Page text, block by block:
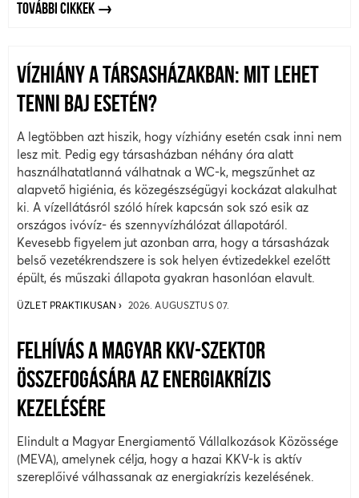
TOVÁBBI CIKKEK
VÍZHIÁNY A TÁRSASHÁZAKBAN: MIT LEHET
TENNI BAJ ESETÉN?
A legtöbben azt hiszik, hogy vízhiány esetén csak inni nem
lesz mit. Pedig egy társasházban néhány óra alatt
használhatatlanná válhatnak a WC-k, megszűnhet az
alapvető higiénia, és közegészségügyi kockázat alakulhat
ki. A vízellátásról szóló hírek kapcsán sok szó esik az
országos ivóvíz- és szennyvízhálózat állapotáról.
Kevesebb figyelem jut azonban arra, hogy a társasházak
belső vezetékrendszere is sok helyen évtizedekkel ezelőtt
épült, és műszaki állapota gyakran hasonlóan elavult.
ÜZLET PRAKTIKUSAN 2026. AUGUSZTUS 07.
FELHÍVÁS A MAGYAR KKV-SZEKTOR
ÖSSZEFOGÁSÁRA AZ ENERGIAKRÍZIS
KEZELÉSÉRE
Elindult a Magyar Energiamentő Vállalkozások Közössége
(MEVA), amelynek célja, hogy a hazai KKV-k is aktív
szereplőivé válhassanak az energiakrízis kezelésének.